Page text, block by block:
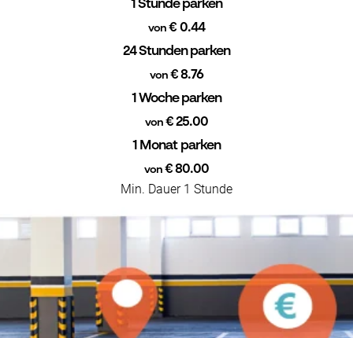
1 Stunde parken
von € 0.44
24 Stunden parken
von€ 8.76
1 Woche parken
von€ 25.00
1 Monat parken
von€ 80.00
Min. Dauer 1 Stunde